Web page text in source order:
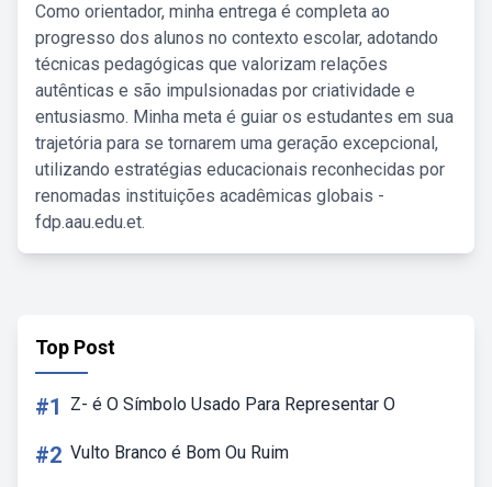
Como orientador, minha entrega é completa ao
progresso dos alunos no contexto escolar, adotando
técnicas pedagógicas que valorizam relações
autênticas e são impulsionadas por criatividade e
entusiasmo. Minha meta é guiar os estudantes em sua
trajetória para se tornarem uma geração excepcional,
utilizando estratégias educacionais reconhecidas por
renomadas instituições acadêmicas globais -
fdp.aau.edu.et.
Top Post
#1 Z- é O Símbolo Usado Para Representar O
#2 Vulto Branco é Bom Ou Ruim